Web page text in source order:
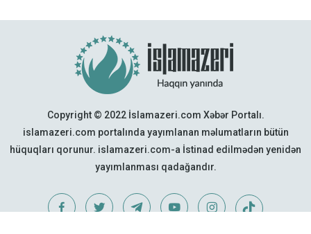
Copyright © 2022 İslamazeri.com Xəbər Portalı.
islamazeri.com portalında yayımlanan məlumatların bütün
hüquqları qorunur. islamazeri.com-a İstinad edilmədən yenidən
yayımlanması qadağandır.